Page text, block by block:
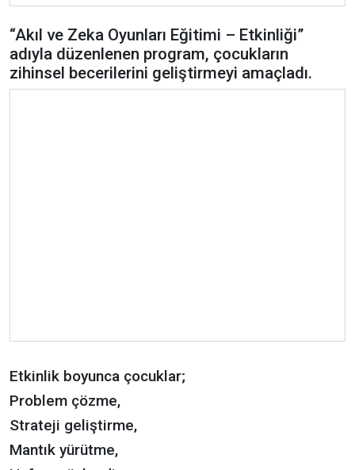
“Akıl ve Zeka Oyunları Eğitimi – Etkinliği”
adıyla düzenlenen program, çocukların
zihinsel becerilerini geliştirmeyi amaçladı.
Etkinlik boyunca çocuklar;
Problem çözme,
Strateji geliştirme,
Mantık yürütme,